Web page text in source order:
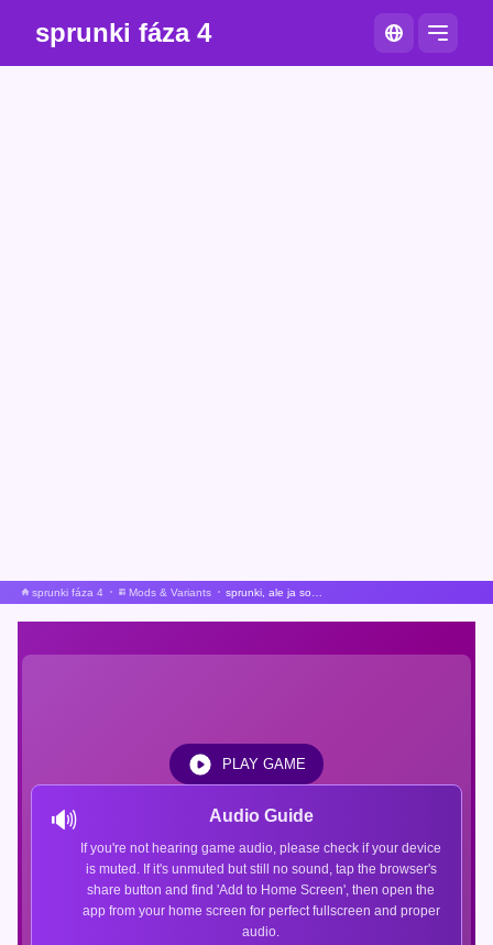
sprunki fáza 4
sprunki fáza 4 Mods & Variants
🔊 Audio Guide
If you're not hearing game audio, please check if your device
is muted. If it's unmuted but still no sound, tap the browser's
share button and find 'Add to Home Screen', then open the
app from your home screen for perfect fullscreen and proper
audio.
PLAY GAME